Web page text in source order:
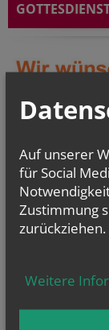
Auf unserer
für Social
Zustimmung
zurückziehen.
Weitere